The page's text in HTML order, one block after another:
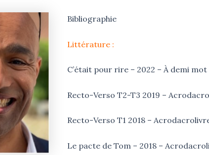
Bibliographie
Littérature :
C’était pour rire – 2022 – À demi mot
Recto-Verso T2-T3 2019 –
Recto-Verso T1 2018 –
Le pacte de Tom – 2018 –